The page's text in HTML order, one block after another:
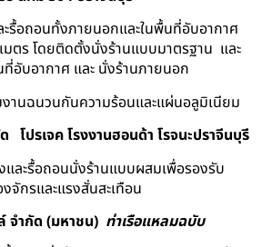
รื้อถอนทั้งภายนอกและในพื้นที่อับอากาศ
มตร โดยติดตั้งนั่งร้านแบบมาตรฐาน และ
อับอากาศ และ นั่งร้านภายนอก
านฉนวนกันความร้อนและแผ่นอลูมิเนียม
โปรเจค โรงงานฮอนด้า โรจนะปราจีนบุรี
ละรื้อถอนนั่งร้านแบบผสมเพื่อรองรับ
งจักรและแรงสั่นสะเทือน
จํากัด (มหาชน) ท่าเรือแหลมฉบับ